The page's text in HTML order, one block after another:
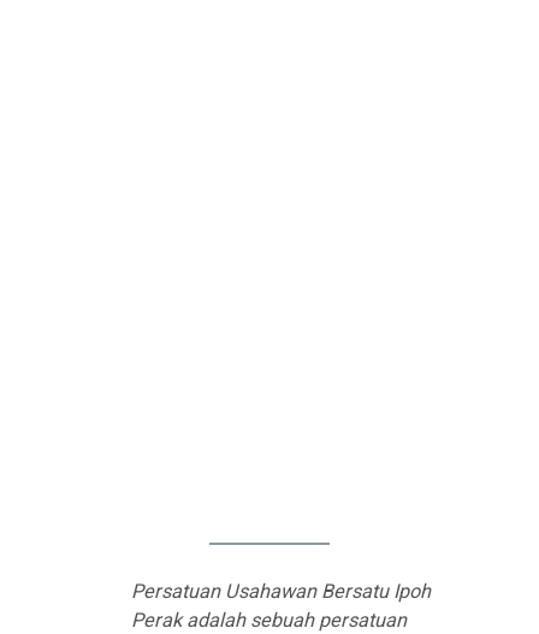
Persatuan Usahawan Bersatu Ipoh
Perak adalah sebuah persatuan